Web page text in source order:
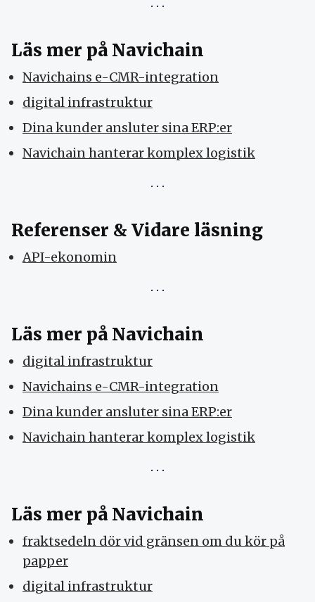
Läs mer på Navichain
Navichains e-CMR-integration
digital infrastruktur
Dina kunder ansluter sina ERP:er
Navichain hanterar komplex logistik
Referenser & Vidare läsning
API-ekonomin
Läs mer på Navichain
digital infrastruktur
Navichains e-CMR-integration
Dina kunder ansluter sina ERP:er
Navichain hanterar komplex logistik
Läs mer på Navichain
fraktsedeln dör vid gränsen om du kör på
papper
digital infrastruktur